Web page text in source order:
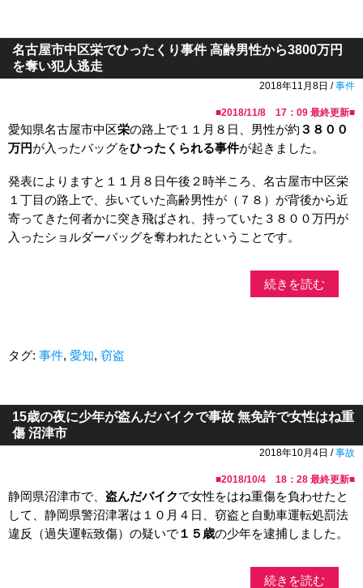
名古屋市中区栄でひったくり事件 高齢男性から3800万円
を奪い犯人逃走
2018年11月8日 /事件
■2018/11/8 17：09 最終更新■
愛知県名古屋市中区栄の路上で１１月８日、男性が約 ３８００
万円が入ったバッグをひったくられる事件が起きました。
発表によりますと１１月８日午後２時半ころ、名古屋市中区栄
１丁目の路上で、歩いていた高齢男性が（７８）が背後から近
寄ってきた何者かに突き飛ばされ、持っていた３８００万円が
入ったショルダーバッグを奪われたということです。
続きを読む
タグ: 事件, 愛知, 窃盗
15歳の夜に少年が盗んだバイクで事故 無免許で女性はね重
傷 沼津市
2018年10月4日 /事故
■2018/10/4 18：28 最終更新■
静岡県沼津市で、 盗んだバイクで女性をはね重傷を負わせたと
して、静岡県警沼津署は１０月４日、窃盗と自動車運転処罰法
違反（過失運転致傷）の疑いで １５歳の少年を逮捕しました。
続きを読む